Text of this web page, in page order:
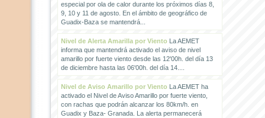
especial por ola de calor durante los próximos días 8,
9, 10 y 11 de agosto. En el ámbito de geográfico de
Guadix-Baza se mantendrá...
Nivel de Alerta Amarilla por VientoLa AEMET
informa que mantendrá activado el aviso de nivel
amarillo por fuerte viento desde las 12'00h. del día 13
de diciembre hasta las 06'00h. del día 14....
Nivel de Aviso Amarillo por VientoLa AEMET ha
activado el Nivel de Aviso Amarillo por fuerte viento,
con rachas que podrán alcanzar los 80km/h. en
Guadix y Baza- Granada. La alerta permanecerá